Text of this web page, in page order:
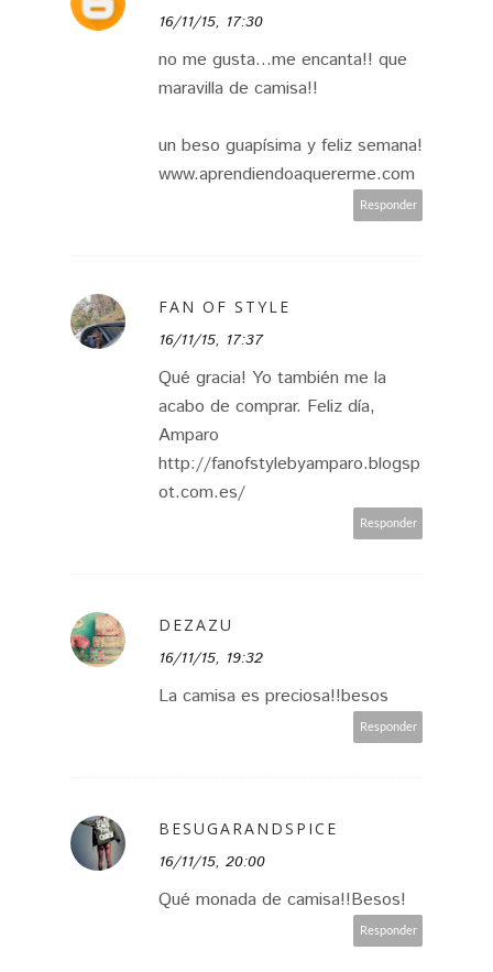
16/11/15, 17:30
no me gusta...me encanta!! que
maravilla de camisa!!
un beso guapísima y feliz semana!
www.aprendiendoaquererme.com
Responder
FAN OF STYLE
16/11/15, 17:37
Qué gracia! Yo también me la
acabo de comprar. Feliz día,
Amparo
http://fanofstylebyamparo.blogsp
ot.com.es/
Responder
DEZAZU
16/11/15, 19:32
La camisa es preciosa!!besos
Responder
BESUGARANDSPICE
16/11/15, 20:00
Qué monada de camisa!!Besos!
Responder